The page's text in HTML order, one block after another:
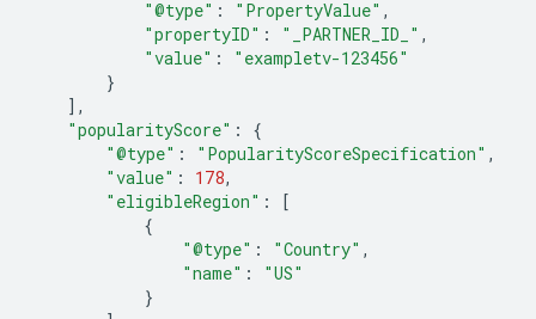
"@type" : "PropertyValue" ,
"propertyID" : "_PARTNER_ID_" ,
"value" :
"exampletv-123456"
}
],
"popularityScore" :
{
"@type" : "PopularityScoreSpecification" ,
"value" : 178,
"eligibleRegion" :
[
{
"@type" : "Country" ,
"name" :
"US"
}